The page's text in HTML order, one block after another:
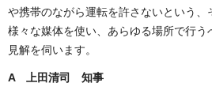
や携帯のながら運転を許さないという、
様々な媒体を使い、あらゆる場所で行
見解を伺います。
A 上田清司 知事